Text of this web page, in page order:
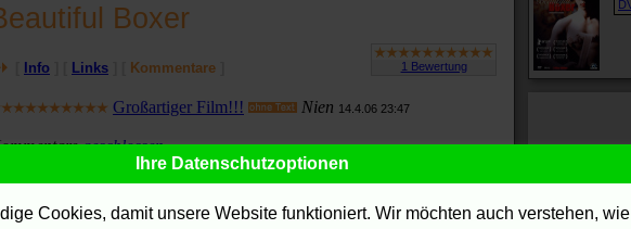
Boxer
Info Links Kommentare
Großartiger Film!!! Nien 14.4.06 23:47
geschlossen
Ihre Datenschutzoptionen
Cookies, damit unsere Website funktioniert. Wir möchten auch verstehen, wie